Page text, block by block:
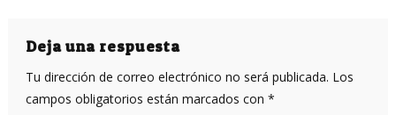
entradas
Deja una respuesta
Tu dirección de correo electrónico no será publicada. Los
campos obligatorios están marcados con *